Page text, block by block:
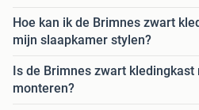
Hoe kan ik de Brimnes zwart
mijn slaapkamer stylen?
Is de Brimnes zwart kledingkast
monteren?